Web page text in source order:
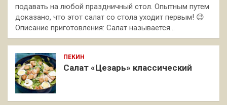
подавать на любой праздничный стол. Опытным путем
доказано, что этот салат со стола уходит первым! 😉
Описание приготовления: Салат называется…
ПЕКИН
Салат «Цезарь» классический